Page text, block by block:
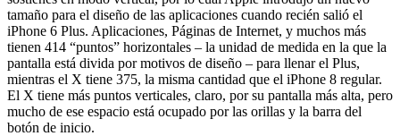
tamaño para el diseño de las aplicaciones cuando recién salió el
iPhone 6 Plus. Aplicaciones, Páginas de Internet, y muchos más
tienen 414 “puntos” horizontales – la unidad de medida en la que la
pantalla está divida por motivos de diseño – para llenar el Plus,
mientras el X tiene 375, la misma cantidad que el iPhone 8 regular.
El X tiene más puntos verticales, claro, por su pantalla más alta, pero
mucho de ese espacio está ocupado por las orillas y la barra del
botón de inicio.